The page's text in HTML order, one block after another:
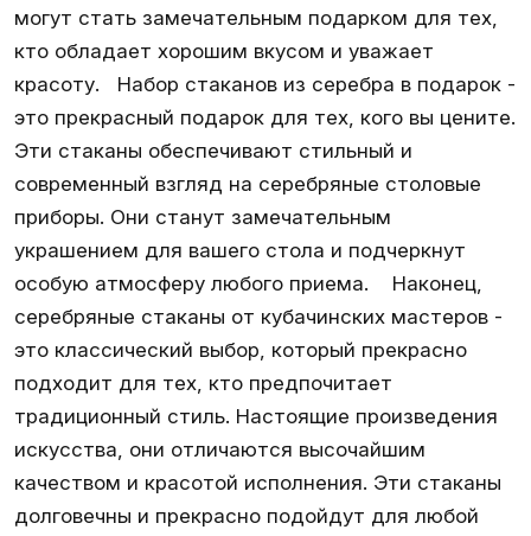
могут стать замечательным подарком для тех,
кто обладает хорошим вкусом и уважает
красоту. Набор стаканов из серебра в подарок -
это прекрасный подарок для тех, кого вы цените.
Эти стаканы обеспечивают стильный и
современный взгляд на серебряные столовые
приборы. Они станут замечательным
украшением для вашего стола и подчеркнут
особую атмосферу любого приема. Наконец,
серебряные стаканы от кубачинских мастеров -
это классический выбор, который прекрасно
подходит для тех, кто предпочитает
традиционный стиль. Настоящие произведения
искусства, они отличаются высочайшим
качеством и красотой исполнения. Эти стаканы
долговечны и прекрасно подойдут для любой